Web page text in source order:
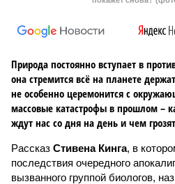
Природа постоянно вступает в
она стремится всё на планете
не особенно церемонится с
массовые катастрофы в прошлом –
ждут нас со дня на день и чем
Рассказ Стивена Кинга, в
последствия очередного
вызванного группой биологов,